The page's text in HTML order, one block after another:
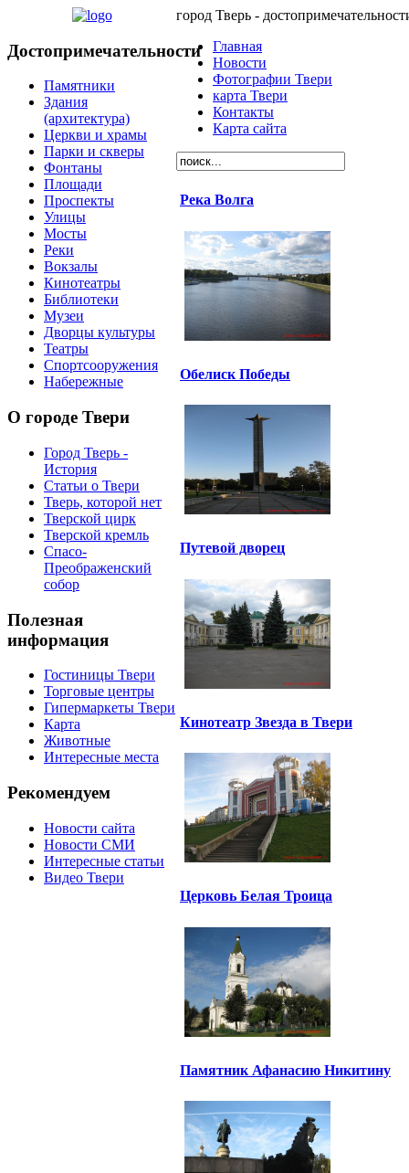
Достопримечательности
Памятники
Здания
(архитектура)
Церкви и храмы
Парки и скверы
Фонтаны
Площади
Проспекты
Улицы
Мосты
Реки
Вокзалы
Кинотеатры
Библиотеки
Музеи
Дворцы культуры
Театры
Спортсооружения
Набережные
О городе Твери
Город Тверь -
История
Статьи о Твери
Тверь, которой нет
Тверской цирк
Тверской кремль
Спасо-
Преображенский
собор
Полезная
информация
Гостиницы Твери
Торговые центры
Гипермаркеты Твери
Карта
Животные
Интересные места
Рекомендуем
Новости сайта
Новости СМИ
Интересные статьи
Видео Твери
город Тверь -
Главная
Новости
Фотографии Твери
карта Твери
Контакты
Карта сайта
Река Волга
Обелиск Победы
Путевой дворец
Кинотеатр Звезда в Твери
Церковь Белая Троица
Памятник Афанасию Никитину